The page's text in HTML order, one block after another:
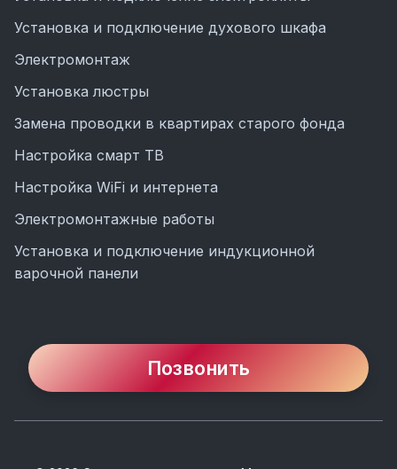
Установка и подключение духового шкафа
Электромонтаж
Установка люстры
Замена проводки в квартирах старого фонда
Настройка смарт ТВ
Настройка WiFi и интернета
Электромонтажные работы
Установка и подключение индукционной
варочной панели
Позвонить